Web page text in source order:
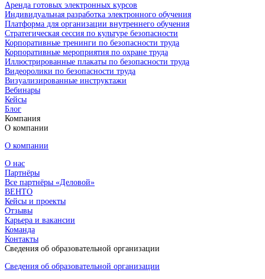
Аренда готовых электронных курсов
Индивидуальная разработка электронного обучения
Платформа для организации внутреннего обучения
Стратегическая сессия по культуре безопасности
Корпоративные тренинги по безопасности труда
Корпоративные мероприятия по охране труда
Иллюстрированные плакаты по безопасности труда
Видеоролики по безопасности труда
Визуализированные инструктажи
Вебинары
Кейсы
Блог
Компания
О компании
О компании
О нас
Партнёры
Все партнёры «Деловой»
ВЕНТО
Кейсы и проекты
Отзывы
Карьера и вакансии
Команда
Контакты
Сведения об образовательной организации
Сведения об образовательной организации